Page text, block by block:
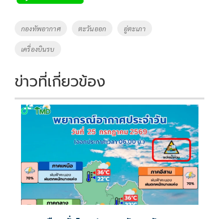
b
o
o
k
er y
Li
Tags
กองทัพอากาศ ตะวันออก อู่ตะเภา
เครื่องบินรบ
ข่าวที่เกี่ยวข้อง